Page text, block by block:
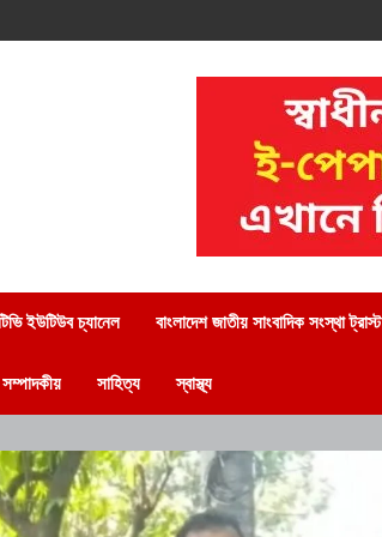
ইউটিউব চ্যানেল বাংলাদেশ জাতীয় সাংবাদিক সংস্থা ট্রাস্ট
সম্পাদকীয় সাহিত্য স্বাস্থ্য